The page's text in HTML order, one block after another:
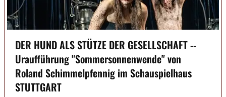
DER HUND ALS STÜTZE DER GESELLSCHAFT --
Uraufführung "Sommersonnenwende" von
Roland Schimmelpfennig im Schauspielhaus
STUTTGART